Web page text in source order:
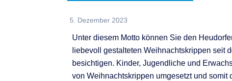
5. Dezember 2023
Unter diesem Motto können Sie den
liebevoll gestalteten Weihnachtskrippen seit
besichtigen. Kinder, Jugendliche und
von Weihnachtskrippen umgesetzt und somit